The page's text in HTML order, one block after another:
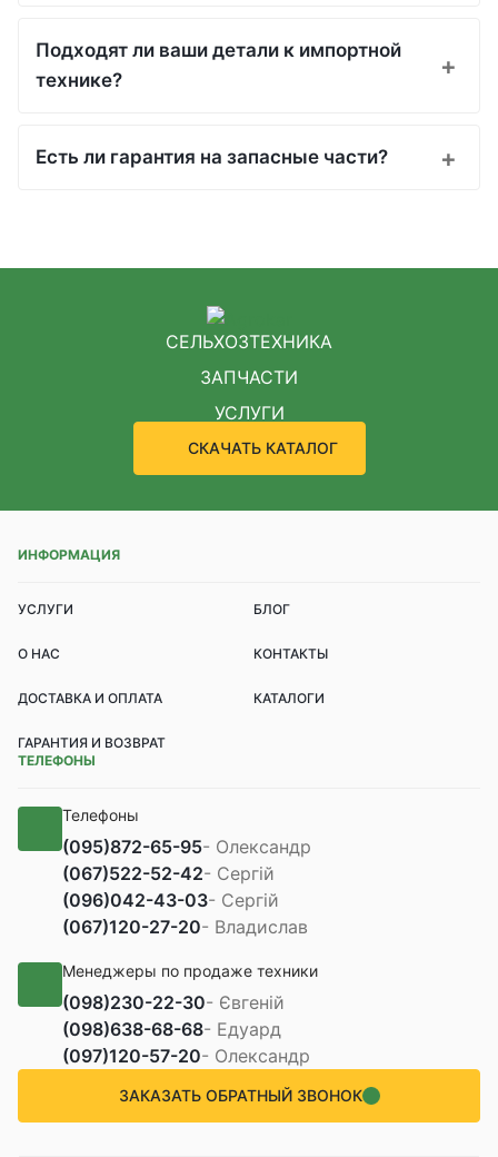
Подходят ли ваши детали к импортной
технике?
Есть ли гарантия на запасные части?
СЕЛЬХОЗТЕХНИКА
ЗАПЧАСТИ
УСЛУГИ
СКАЧАТЬ КАТАЛОГ
ИНФОРМАЦИЯ
УСЛУГИ БЛОГ
О НАС КОНТАКТЫ
ДОСТАВКА И ОПЛАТА КАТАЛОГИ
ГАРАНТИЯ И ВОЗВРАТ
ТЕЛЕФОНЫ
Телефоны
(095)872-65-95- Олександр
(067)522-52-42- Сергій
(096)042-43-03- Сергій
(067)120-27-20- Владислав
Менеджеры по продаже техники
(098)230-22-30- Євгеній
(098)638-68-68- Едуард
(097)120-57-20- Олександр
ЗАКАЗАТЬ ОБРАТНЫЙ ЗВОНОК